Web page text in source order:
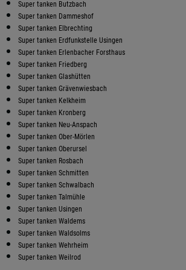
Super tanken Butzbach
Super tanken Dammeshof
Super tanken Elbrechting
Super tanken Erdfunkstelle Usingen
Super tanken Erlenbacher Forsthaus
Super tanken Friedberg
Super tanken Glashütten
Super tanken Grävenwiesbach
Super tanken Kelkheim
Super tanken Kronberg
Super tanken Neu-Anspach
Super tanken Ober-Mörlen
Super tanken Oberursel
Super tanken Rosbach
Super tanken Schmitten
Super tanken Schwalbach
Super tanken Talmühle
Super tanken Usingen
Super tanken Waldems
Super tanken Waldsolms
Super tanken Wehrheim
Super tanken Weilrod